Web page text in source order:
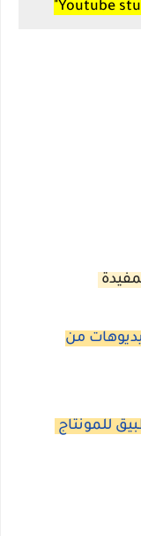
من
للمونتاج